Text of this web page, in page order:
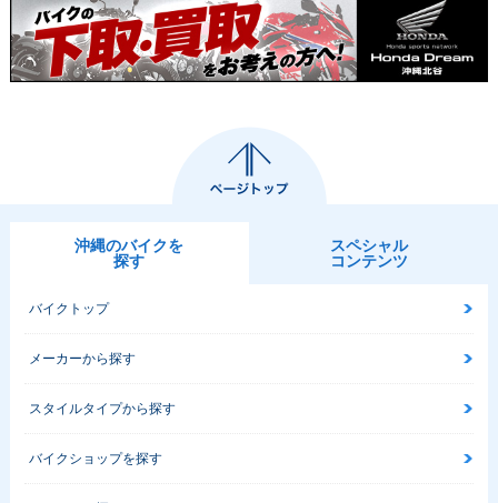
沖縄のバイクを
探す
スペシャル
コンテンツ
バイクトップ
メーカーから探す
スタイルタイプから探す
バイクショップを探す